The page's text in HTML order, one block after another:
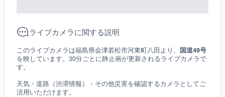
ライブカメラに関する説明
このライブカメラは福島県会津若松市河東町八田より、 国道49号
を映しています。30分ごとに静止画が更新されるライブカメラで
す。
天気・道路（渋滞情報）・その他災害を確認するカメラとしてご
活用いただけます。